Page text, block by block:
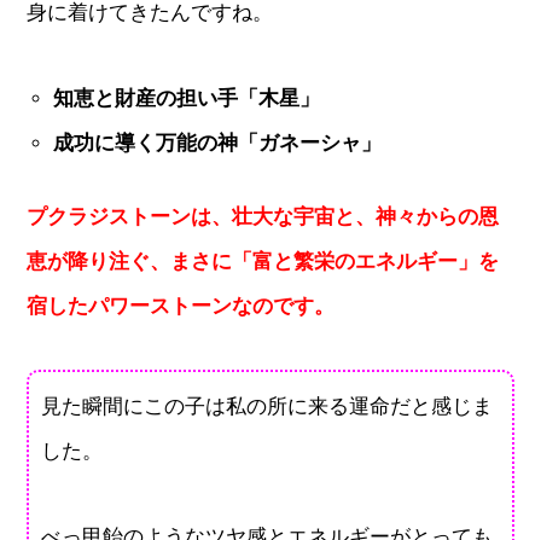
身に着けてきたんですね。
知恵と財産の担い手「木星」
成功に導く万能の神「ガネーシャ」
プクラジストーンは、壮大な宇宙と、神々からの恩
恵が降り注ぐ、まさに「富と繁栄のエネルギー」を
宿したパワーストーンなのです。
見た瞬間にこの子は私の所に来る運命だと感じま
した。